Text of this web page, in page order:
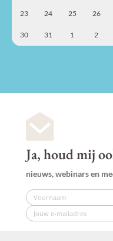
23 24 25 26
30 31 1 2
Ja, houd mij
nieuws, webinars en